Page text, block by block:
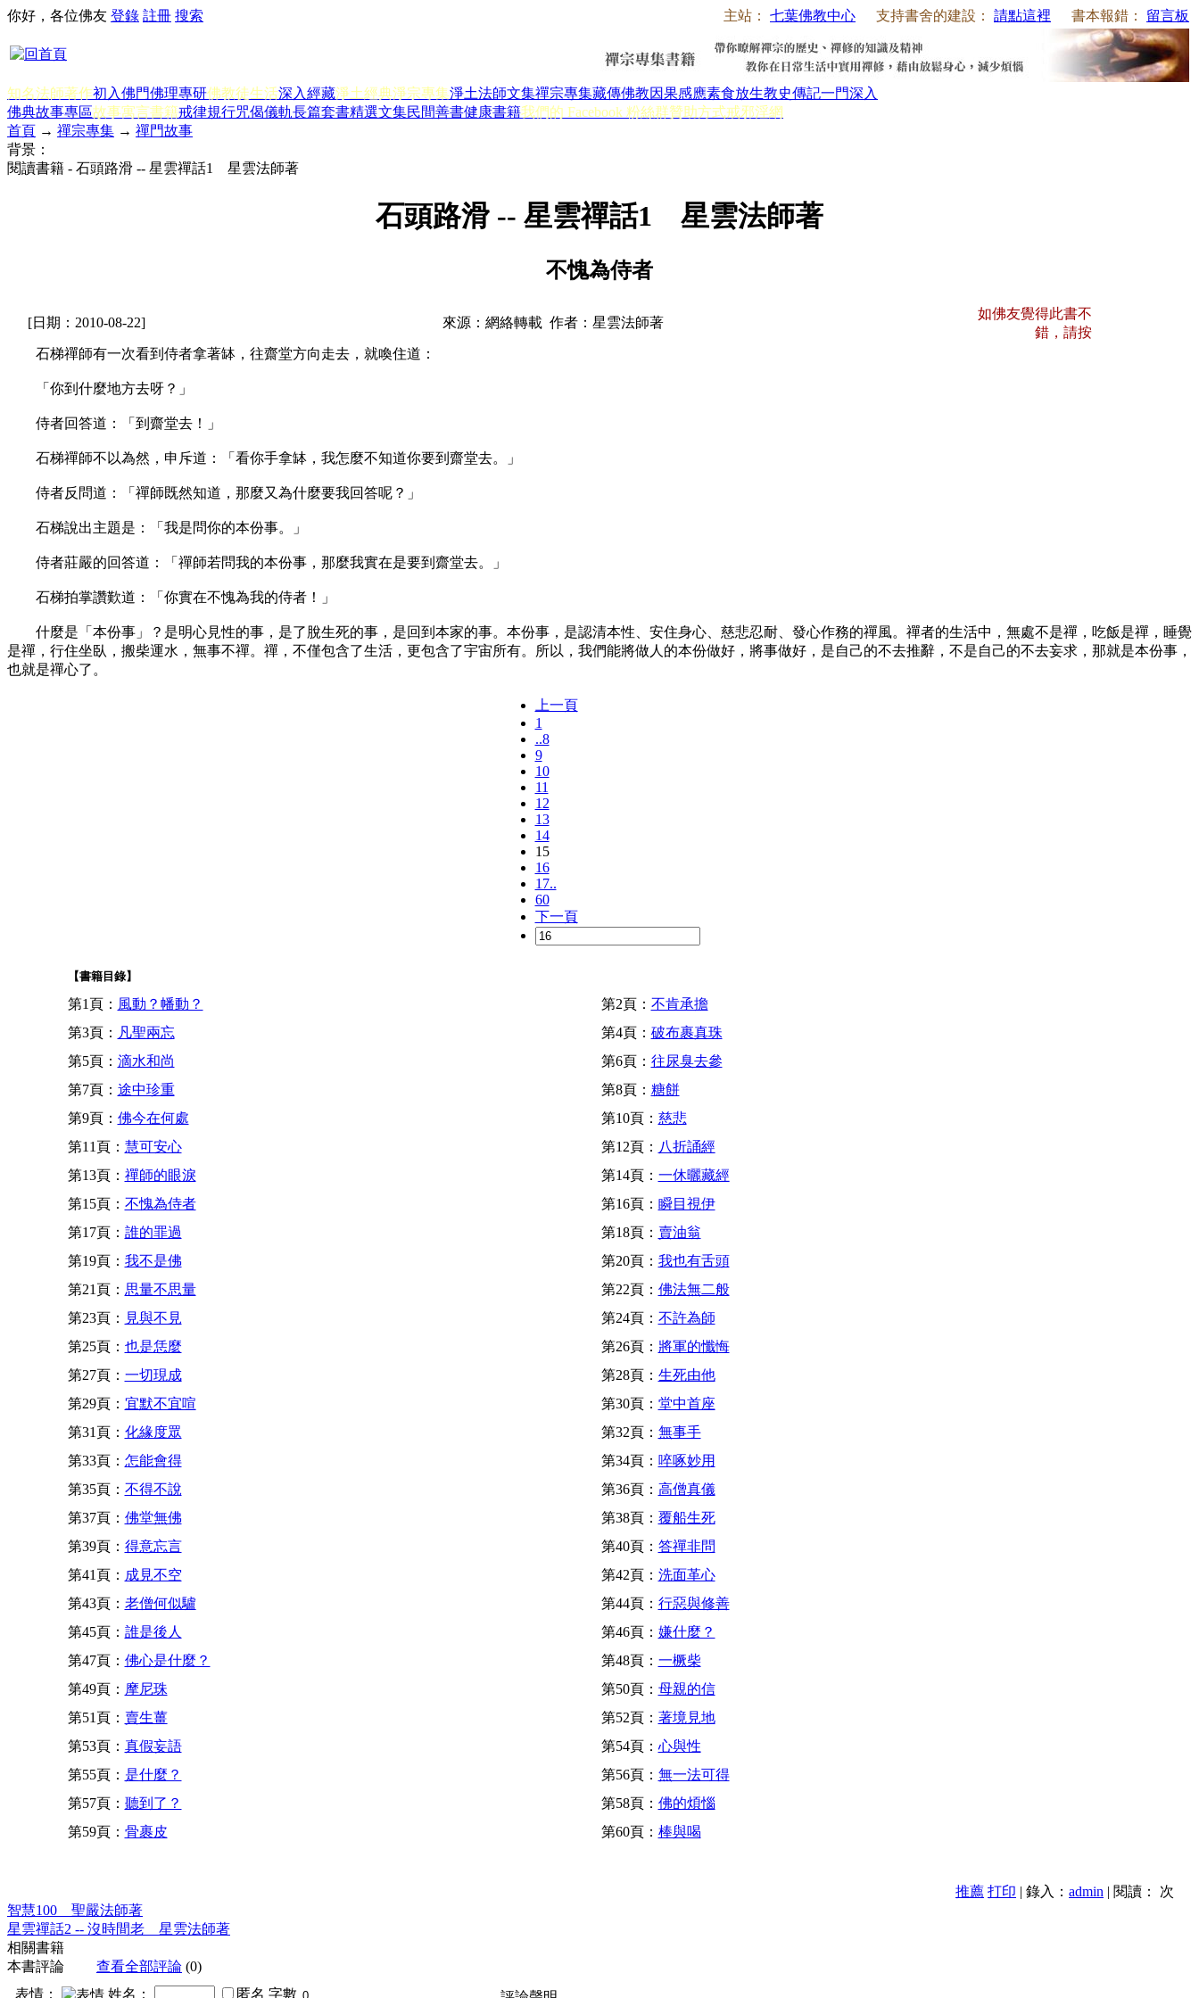
主站： 七葉佛教中心 支持書舍的建設： 請點這裡 書本報錯： 留言板
你好，各位佛友 登錄 註冊 搜索
知名法師著作初入佛門佛理專研佛教徒生活深入經藏淨土經典淨宗專集淨土法師文集禪宗專集藏傳佛教因果感應素食放生教史傳記一門深入
佛典故事專區故事寓言書籍戒律規行咒偈儀軌長篇套書精選文集民間善書健康書籍我們的 Facebook 粉絲群贊助方式戒邪淫網
首頁 → 禪宗專集 → 禪門故事
背景：
閱讀書籍 - 石頭路滑 -- 星雲禪話1 星雲法師著
石頭路滑 -- 星雲禪話1 星雲法師著
不愧為侍者
[日期：2010-08-22] 來源：網絡轉載 作者：星雲法師著
如佛友覺得此書不
錯，請按
石梯禪師有一次看到侍者拿著缽，往齋堂方向走去，就喚住道：
「你到什麼地方去呀？」
侍者回答道：「到齋堂去！」
石梯禪師不以為然，申斥道：「看你手拿缽，我怎麼不知道你要到齋堂去。」
侍者反問道：「禪師既然知道，那麼又為什麼要我回答呢？」
石梯說出主題是：「我是問你的本份事。」
侍者莊嚴的回答道：「禪師若問我的本份事，那麼我實在是要到齋堂去。」
石梯拍掌讚歎道：「你實在不愧為我的侍者！」
什麼是「本份事」？是明心見性的事，是了脫生死的事，是回到本家的事。本份事，是認清本性、安住身心、慈悲忍耐、發心作務的禪風。禪者的生活中，無處不是禪，吃飯是禪，睡覺
是禪，行住坐臥，搬柴運水，無事不禪。禪，不僅包含了生活，更包含了宇宙所有。所以，我們能將做人的本份做好，將事做好，是自己的不去推辭，不是自己的不去妄求，那就是本份事，
也就是禪心了。
上一頁
1
..8
9
10
11
12
13
14
15
16
17..
60
下一頁
【書籍目錄】
第1頁： 風動？幡動？ 第2頁： 不肯承擔
第3頁： 凡聖兩忘 第4頁： 破布裹真珠
第5頁： 滴水和尚 第6頁： 往尿臭去參
第7頁： 途中珍重 第8頁： 糖餅
第9頁： 佛今在何處 第10頁： 慈悲
第11頁： 慧可安心 第12頁： 八折誦經
第13頁： 禪師的眼淚 第14頁： 一休曬藏經
第15頁： 不愧為侍者 第16頁： 瞬目視伊
第17頁： 誰的罪過 第18頁： 賣油翁
第19頁： 我不是佛 第20頁： 我也有舌頭
第21頁： 思量不思量 第22頁： 佛法無二般
第23頁： 見與不見 第24頁： 不許為師
第25頁： 也是恁麼 第26頁： 將軍的懺悔
第27頁： 一切現成 第28頁： 生死由他
第29頁： 宜默不宜喧 第30頁： 堂中首座
第31頁： 化緣度眾 第32頁： 無事手
第33頁： 怎能會得 第34頁： 啐啄妙用
第35頁： 不得不說 第36頁： 高僧真儀
第37頁： 佛堂無佛 第38頁： 覆船生死
第39頁： 得意忘言 第40頁： 答禪非問
第41頁： 成見不空 第42頁： 洗面革心
第43頁： 老僧何似驢 第44頁： 行惡與修善
第45頁： 誰是後人 第46頁： 嫌什麼？
第47頁： 佛心是什麼？ 第48頁： 一橛柴
第49頁： 摩尼珠 第50頁： 母親的信
第51頁： 賣生薑 第52頁： 著境見地
第53頁： 真假妄語 第54頁： 心與性
第55頁： 是什麼？ 第56頁： 無一法可得
第57頁： 聽到了？ 第58頁： 佛的煩惱
第59頁： 骨裹皮 第60頁： 棒與喝
推薦 打印 | 錄入： admin | 閱讀：
次
智慧100 聖嚴法師著
星雲禪話2 -- 沒時間老 星雲法師著
相關書籍
本書評論
查看全部評論 (0)
表情：
姓名： 匿名 字數